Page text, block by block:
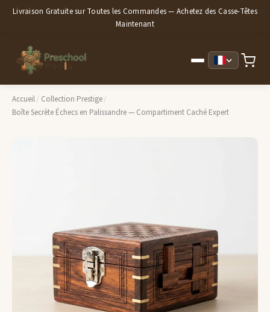
Livraison Gratuite sur Toutes les Commandes — Achetez des Casse-Têtes
Maintenant
Accueil/ Collection Prestige/
Boîte Secrète Échecs en Palissandre — Compartiment Caché Expert